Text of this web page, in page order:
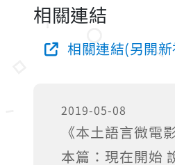
相關連結
相關連結(另開
2019-05-08
《本土語言微電
本篇：現在開始